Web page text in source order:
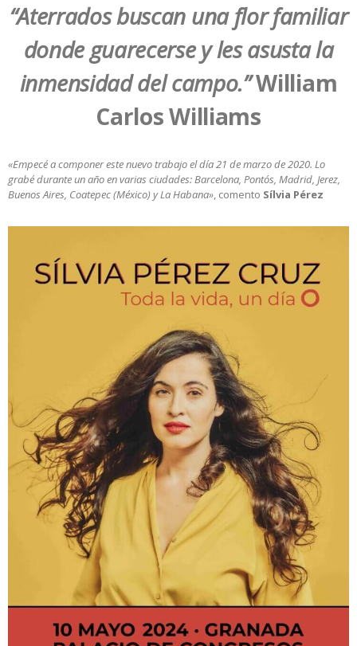
“Aterrados buscan una flor familiar
donde guarecerse y les asusta la
inmensidad del campo.”William
Carlos Williams
«Empecé a componer este nuevo trabajo el día 21 de marzo de 2020. Lo
grabé durante un año en varias ciudades: Barcelona, Pontós, Madrid, Jerez,
Buenos Aires, Coatepec (México) y La Habana», comento Sílvia Pérez